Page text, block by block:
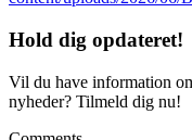
Hold dig opdateret!
Vil du have information
nyheder? Tilmeld dig nu!